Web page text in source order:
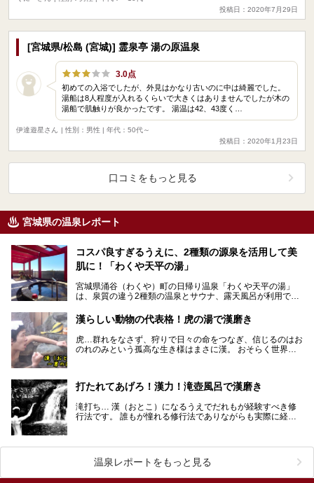
投稿日：2020年7月29日
[宮城県/松島 (宮城)] 霊泉亭 湯の原温泉
3.0点
初めての入浴でしたが、外見はかなり古いのに中は綺麗でした。
湯船は8人程度が入れるくらいで大きくはありませんでしたが木の
湯船で肌触りが良かったです。 湯温は42、43度く…
伊達遊星さん
| 性別：男性 | 年代：50代～
投稿日：2020年1月23日
口コミをもっと見る
宮城県の温泉レポート
コスパ良すぎるうえに、2種類の源泉を活用して美
肌に！「わくや天平の湯」
宮城県涌谷（わくや）町の日帰り温泉「わくや天平の湯」
は、泉質の違う2種類の温泉とサウナ、露天風呂が利用でき
揃…
漢らしい動物の代表格！虎の湯で漢磨き
虎…群れをなさず、狩りで日々の命をつなぎ、信じるのはお
のれのみという孤高な生き様はまさに漢。 おそらく世界中
打たれてあげろ！漢力！滝壺風呂で漢磨き
滝打ち… 漢（おとこ）になるうえでだれもが経験すべき修
行法です。 誰もが憧れる修行法でありながらも実際に経験
温泉レポートをもっと見る